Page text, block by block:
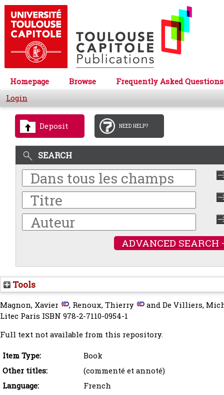
Homepage Browse
Frequently Asked Questions
Login
Deposit NEED HELP?
SEARCH
ADVANCED SEARCH
Tools
Magnon, Xavier , Renoux, Thierry andDe Villiers,
Litec Paris ISBN 978-2-7110-0954-1
Full text not available from this repository.
Item Type:
Book
Other titles:
(commenté et annoté)
Language:
French